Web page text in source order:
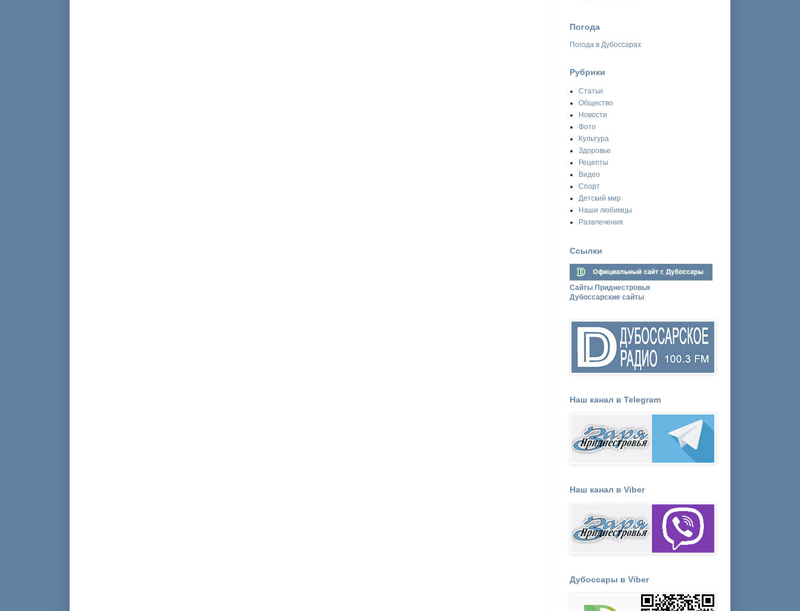
Погода
Погода в Дубоссарах
Рубрики
Статьи
Общество
Новости
Фото
Культура
Здоровье
Рецепты
Видео
Спорт
Детский мир
Наши любимцы
Развлечения
Ссылки
Сайты Приднестровья
Дубоссарские сайты
Наш канал в Telegram
Наш канал в Viber
Дубоссары в Viber